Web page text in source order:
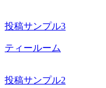
投稿サンプル3
ティールーム
投稿サンプル2